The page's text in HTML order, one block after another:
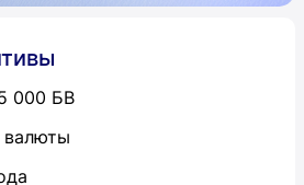
000 БВ
валюты